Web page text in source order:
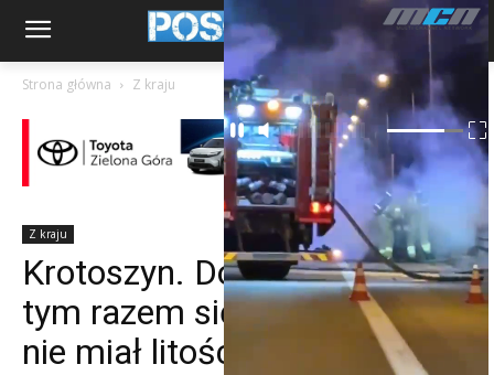
Strona główna Z kraju
Z kraju
Krotoszyn. Domowy sadysta
tym razem się doigrał, sąd
nie miał litości